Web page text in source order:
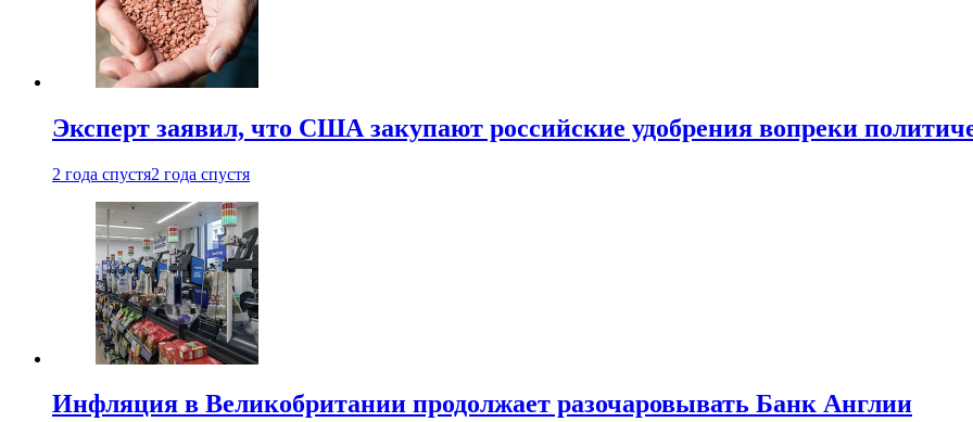
Эксперт заявил, что США закупают российские удобрения вопреки
2 года спустя2 года спустя
Инфляция в Великобритании продолжает разочаровывать Банк Англии